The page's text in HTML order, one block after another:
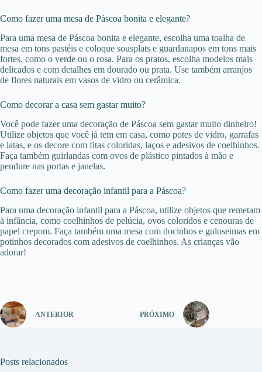
Como fazer uma mesa de Páscoa bonita e elegante?
Para uma mesa de Páscoa bonita e elegante, escolha uma toalha de
mesa em tons pastéis e coloque sousplats e guardanapos em tons mais
fortes, como o verde ou o rosa. Para os pratos, escolha modelos mais
delicados e com detalhes em dourado ou prata. Use também arranjos
de flores naturais em vasos de vidro ou cerâmica.
Como decorar a casa sem gastar muito?
Você pode fazer uma decoração de Páscoa sem gastar muito dinheiro!
Utilize objetos que você já tem em casa, como potes de vidro, garrafas
e latas, e os decore com fitas coloridas, laços e adesivos de coelhinhos.
Faça também guirlandas com ovos de plástico pintados à mão e
pendure nas portas e janelas.
Como fazer uma decoração infantil para a Páscoa?
Para uma decoração infantil para a Páscoa, utilize objetos que remetam
à infância, como coelhinhos de pelúcia, ovos coloridos e cenouras de
papel crepom. Faça também uma mesa com docinhos e guloseimas em
potinhos decorados com adesivos de coelhinhos. As crianças vão
adorar!
ANTERIOR PRÓXIMO
Posts relacionados